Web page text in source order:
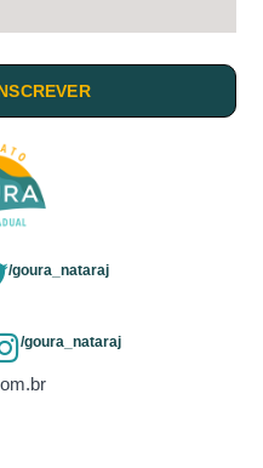
/goura_nataraj
/goura_nataraj